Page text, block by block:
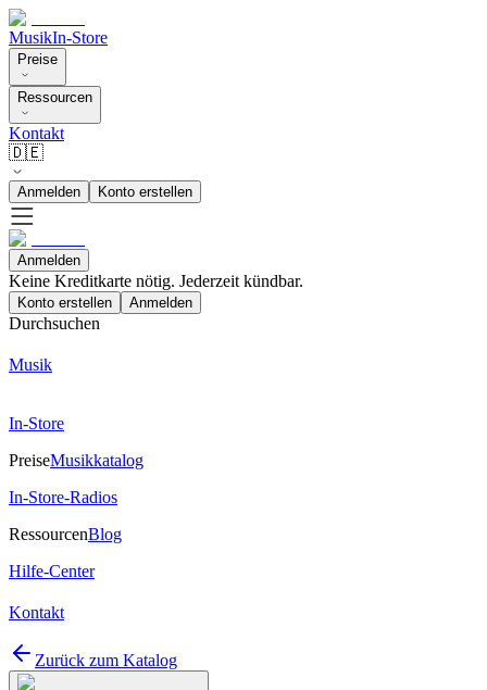
MusikIn-Store
Preise
Ressourcen
Kontakt
🇩🇪
Anmelden Konto erstellen
Anmelden
Keine Kreditkarte nötig. Jederzeit kündbar.
Konto erstellen Anmelden
Durchsuchen
Musik
In-Store
PreiseMusikkatalog
In-Store-Radios
RessourcenBlog
Hilfe-Center
Kontakt
Zurück zum Katalog